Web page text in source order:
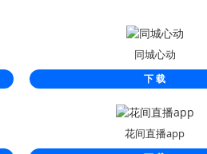
同城心动
下 载
花间直播app